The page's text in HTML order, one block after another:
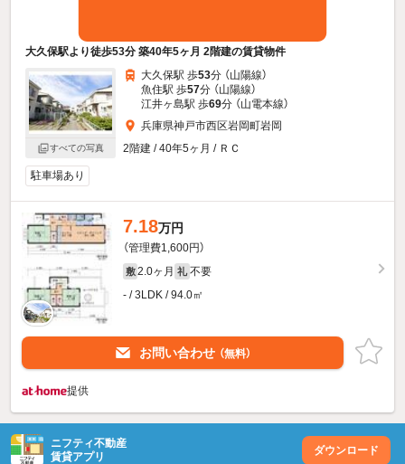
大久保駅より徒歩53分 築40年5ヶ月 2階建の賃貸物件
すべての写真
大久保駅 歩53分 （山陽線）
魚住駅 歩57分 （山陽線）
江井ヶ島駅 歩69分 （山電本線）
兵庫県神戸市西区岩岡町岩岡
2階建 / 40年5ヶ月 / ＲＣ
駐車場あり
7.18万円
（管理費1,600円）
敷 2.0ヶ月 礼 不要
- / 3LDK / 94.0㎡
お問い合わせ （無料）
提供
ニフティ不動産
賃貸アプリ
ダウンロード